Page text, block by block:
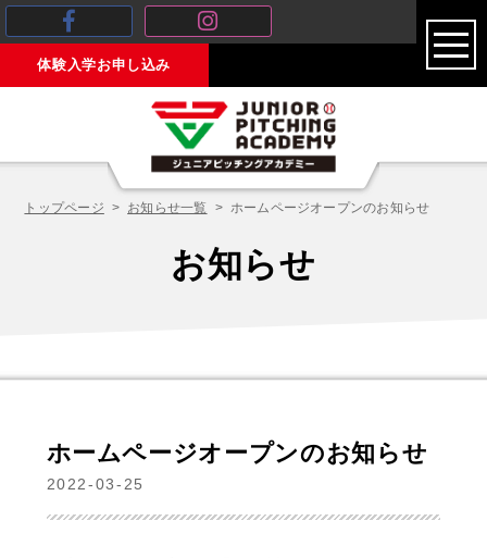
体験入学お申し込み
toggle
トップページ お知らせ一覧 ホームページオープンのお知らせ
お知らせ
ホームページオープンのお知らせ
2022-03-25